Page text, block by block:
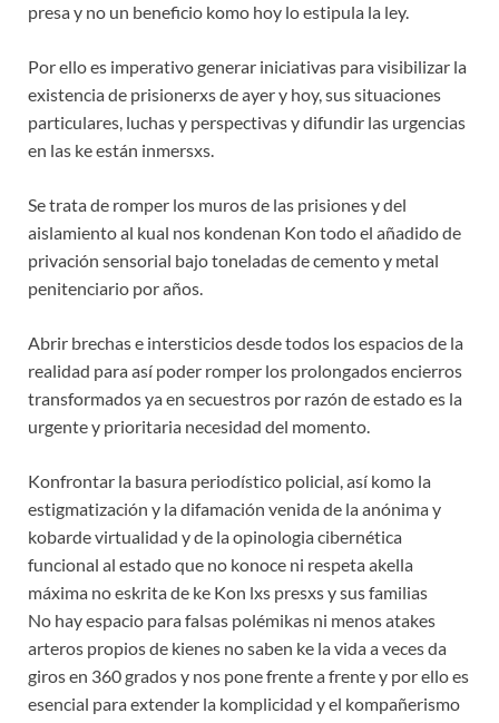
presa y no un beneficio komo hoy lo estipula la ley.
Por ello es imperativo generar iniciativas para visibilizar la
existencia de prisionerxs de ayer y hoy, sus situaciones
particulares, luchas y perspectivas y difundir las urgencias
en las ke están inmersxs.
Se trata de romper los muros de las prisiones y del
aislamiento al kual nos kondenan Kon todo el añadido de
privación sensorial bajo toneladas de cemento y metal
penitenciario por años.
Abrir brechas e intersticios desde todos los espacios de la
realidad para así poder romper los prolongados encierros
transformados ya en secuestros por razón de estado es la
urgente y prioritaria necesidad del momento.
Konfrontar la basura periodístico policial, así komo la
estigmatización y la difamación venida de la anónima y
kobarde virtualidad y de la opinologia cibernética
funcional al estado que no konoce ni respeta akella
máxima no eskrita de ke Kon lxs presxs y sus familias
No hay espacio para falsas polémikas ni menos atakes
arteros propios de kienes no saben ke la vida a veces da
giros en 360 grados y nos pone frente a frente y por ello es
esencial para extender la komplicidad y el kompañerismo